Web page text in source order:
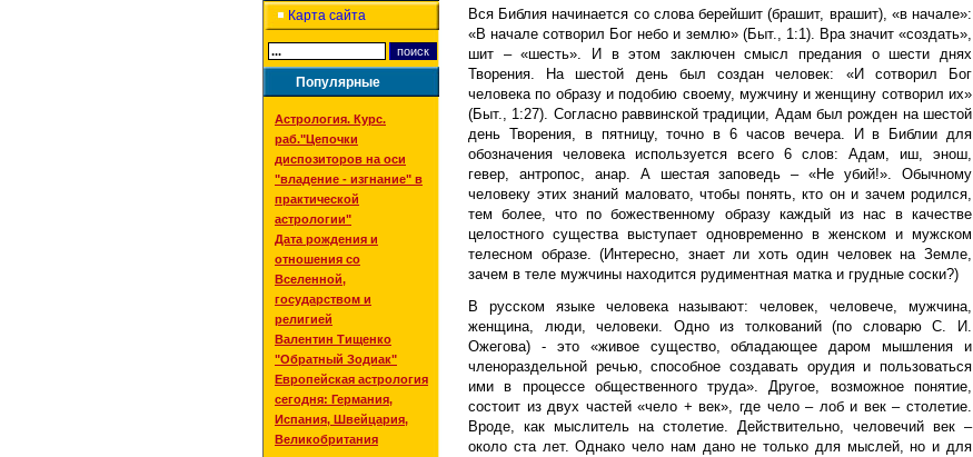
Карта сайта
Популярные
Астрология. Курс.
раб."Цепочки
диспозиторов на оси
"владение - изгнание" в
практической
астрологии"
Дата рождения и
отношения со
Вселенной,
государством и
религией
Валентин Тищенко
"Обратный Зодиак"
Европейская астрология
сегодня: Германия,
Испания, Швейцария,
Великобритания
Вся Библия начинается со слова берейшит (брашит, врашит), «в начале»:
«В начале сотворил Бог небо и землю» (Быт., 1:1). Вра значит «создать»,
шит – «шесть». И в этом заключен смысл предания о шести днях
Творения. На шестой день был создан человек: «И сотворил Бог
человека по образу и подобию своему, мужчину и женщину сотворил их»
(Быт., 1:27). Согласно раввинской традиции, Адам был рожден на шестой
день Творения, в пятницу, точно в 6 часов вечера. И в Библии для
обозначения человека используется всего 6 слов: Адам, иш, энош,
гевер, антропос, анар. А шестая заповедь – «Не убий!». Обычному
человеку этих знаний маловато, чтобы понять, кто он и зачем родился,
тем более, что по божественному образу каждый из нас в качестве
целостного существа выступает одновременно в женском и мужском
телесном образе. (Интересно, знает ли хоть один человек на Земле,
зачем в теле мужчины находится рудиментная матка и грудные соски?)
В русском языке человека называют: человек, человече, мужчина,
женщина, люди, человеки. Одно из толкований (по словарю С. И.
Ожегова) - это «живое существо, обладающее даром мышления и
членораздельной речью, способное создавать орудия и пользоваться
ими в процессе общественного труда». Другое, возможное понятие,
состоит из двух частей «чело + век», где чело – лоб и век – столетие.
Вроде, как мыслитель на столетие. Действительно, человечий век –
около ста лет. Однако чело нам дано не только для мыслей, но и для